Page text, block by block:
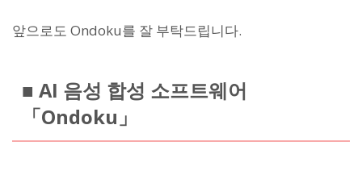
앞으로도 Ondoku를 잘 부탁드립니다.
■ AI 음성 합성 소프트웨어
「Ondoku」